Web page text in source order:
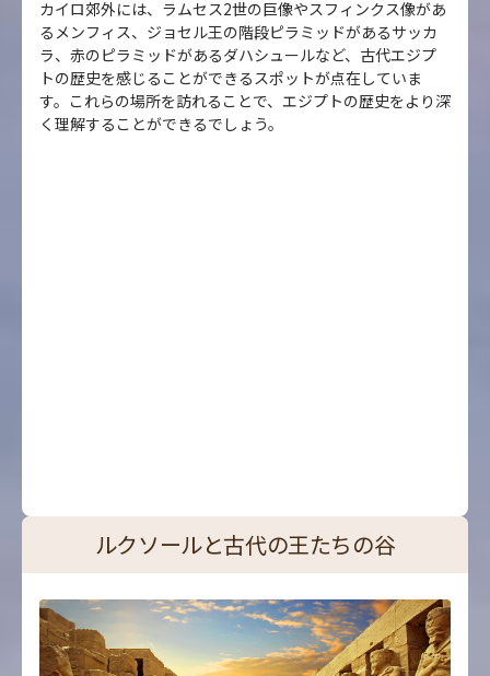
カイロ郊外には、ラムセス2世の巨像やスフィンクス像があ
るメンフィス、ジョセル王の階段ピラミッドがあるサッカ
ラ、赤のピラミッドがあるダハシュールなど、古代エジプ
トの歴史を感じることができるスポットが点在していま
す。これらの場所を訪れることで、エジプトの歴史をより深
く理解することができるでしょう。
ルクソールと古代の王たちの谷